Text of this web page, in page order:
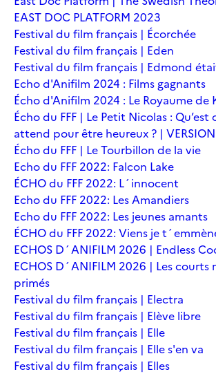
EAST DOC PLATFORM 2023
Festival du film français | Écorchée
Festival du film français | Eden
Festival du film français | Edmond
Echo d'Anifilm 2024 : Films gagnants
Écho d'Anifilm 2024 : Le Royaume de
Écho du FFF | Le Petit Nicolas : Qu’est
attend pour être heureux ? | VERSION
Écho du FFF | Le Tourbillon de la vie
Echo du FFF 2022: Falcon Lake
ÉCHO du FFF 2022: L´innocent
Echo du FFF 2022: Les Amandiers
Echo du FFF 2022: Les jeunes amants
ÉCHO du FFF 2022: Viens je
ECHOS D´ANIFILM 2026 | Endless
ECHOS D´ANIFILM 2026 | Les courts
primés
Festival du film français | Electra
Festival du film français | Elève libre
Festival du film français | Elle
Festival du film français | Elle s'en va
Festival du film français | Elles